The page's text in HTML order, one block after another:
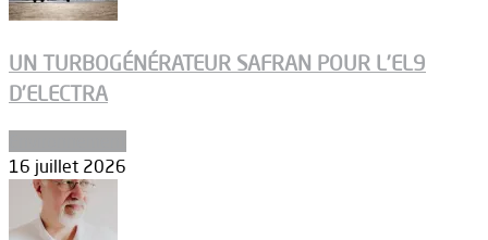
UN TURBOGÉNÉRATEUR SAFRAN POUR L’EL9
D’ELECTRA
16 juillet 2026